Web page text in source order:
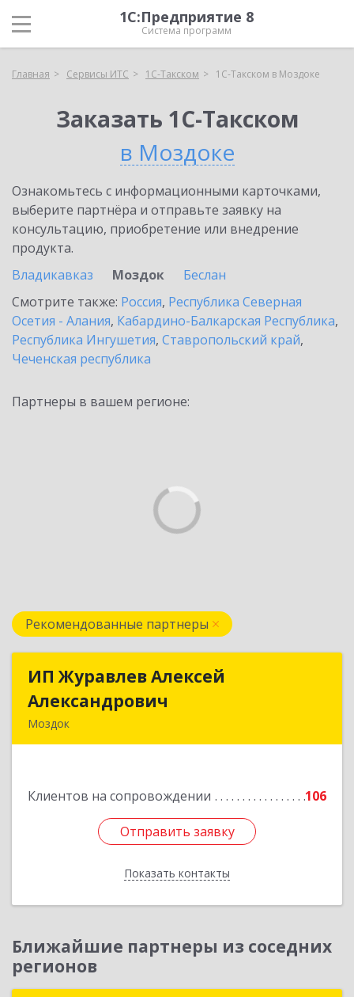
1С:Предприятие 8
Система программ
Главная Сервисы ИТС 1С-Такском 1С-Такском в Моздоке
Заказать 1С-Такском
в Моздоке
Ознакомьтесь с информационными карточками,
выберите партнёра и отправьте заявку на
консультацию, приобретение или внедрение
продукта.
Владикавказ
Моздок
Беслан
Смотрите также: Россия, Республика Северная
Осетия - Алания, Кабардино-Балкарская Республика,
Республика Ингушетия, Ставропольский край,
Чеченская республика
Партнеры в вашем регионе:
Рекомендованные партнеры
ИП Журавлев Алексей
Александрович
Моздок
Клиентов на сопровождении 106
Отправить заявку
Показать контакты
ИП Журавлев Алексей
Подробнее
Отправить заявку
Назад
Ближайшие партнеры из соседних
регионов